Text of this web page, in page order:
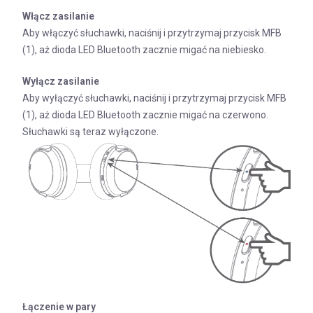
Włącz zasilanie
Aby włączyć słuchawki, naciśnij i przytrzymaj przycisk MFB
(1), aż dioda LED Bluetooth zacznie migać na niebiesko.
Wyłącz zasilanie
Aby wyłączyć słuchawki, naciśnij i przytrzymaj przycisk MFB
(1), aż dioda LED Bluetooth zacznie migać na czerwono.
Słuchawki są teraz wyłączone.
Łączenie w pary